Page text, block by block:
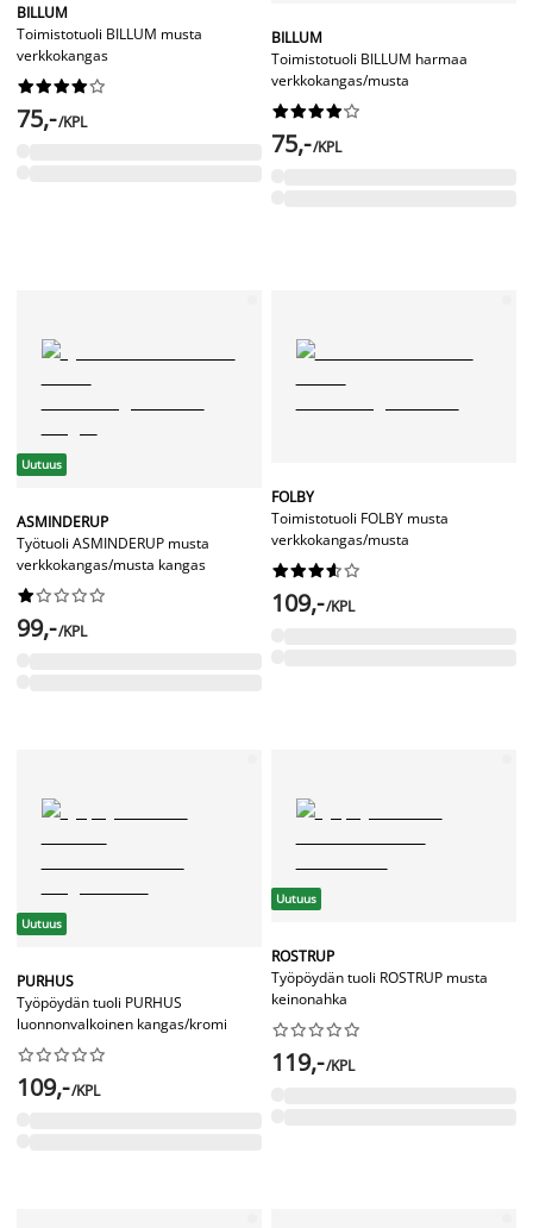
BILLUM
Toimistotuoli BILLUM musta
verkkokangas






75,-/KPL
BILLUM
Toimistotuoli BILLUM harmaa
verkkokangas/musta






75,-/KPL
Uutuus
ASMINDERUP
Työtuoli ASMINDERUP musta
verkkokangas/musta kangas






99,-/KPL
FOLBY
Toimistotuoli FOLBY musta
verkkokangas/musta






109,-/KPL
Uutuus
PURHUS
Työpöydän tuoli PURHUS
luonnonvalkoinen kangas/kromi






109,-/KPL
Uutuus
ROSTRUP
Työpöydän tuoli ROSTRUP musta
keinonahka






119,-/KPL